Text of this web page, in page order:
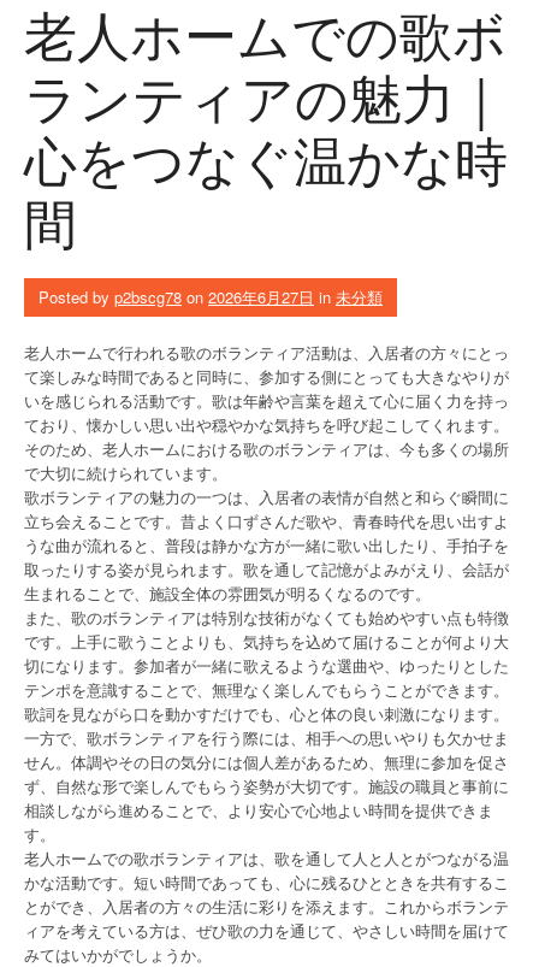
老人ホームでの歌ボ
ランティアの魅力｜
心をつなぐ温かな時
間
Posted by p2bscg78 on 2026年6月27日 in 未分類
老人ホームで行われる歌のボランティア活動は、入居者の方々にとっ
て楽しみな時間であると同時に、参加する側にとっても大きなやりが
いを感じられる活動です。歌は年齢や言葉を超えて心に届く力を持っ
ており、懐かしい思い出や穏やかな気持ちを呼び起こしてくれます。
そのため、老人ホームにおける歌のボランティアは、今も多くの場所
で大切に続けられています。
歌ボランティアの魅力の一つは、入居者の表情が自然と和らぐ瞬間に
立ち会えることです。昔よく口ずさんだ歌や、青春時代を思い出すよ
うな曲が流れると、普段は静かな方が一緒に歌い出したり、手拍子を
取ったりする姿が見られます。歌を通して記憶がよみがえり、会話が
生まれることで、施設全体の雰囲気が明るくなるのです。
また、歌のボランティアは特別な技術がなくても始めやすい点も特徴
です。上手に歌うことよりも、気持ちを込めて届けることが何より大
切になります。参加者が一緒に歌えるような選曲や、ゆったりとした
テンポを意識することで、無理なく楽しんでもらうことができます。
歌詞を見ながら口を動かすだけでも、心と体の良い刺激になります。
一方で、歌ボランティアを行う際には、相手への思いやりも欠かせま
せん。体調やその日の気分には個人差があるため、無理に参加を促さ
ず、自然な形で楽しんでもらう姿勢が大切です。施設の職員と事前に
相談しながら進めることで、より安心で心地よい時間を提供できま
す。
老人ホームでの歌ボランティアは、歌を通して人と人とがつながる温
かな活動です。短い時間であっても、心に残るひとときを共有するこ
とができ、入居者の方々の生活に彩りを添えます。これからボランテ
ィアを考えている方は、ぜひ歌の力を通じて、やさしい時間を届けて
みてはいかがでしょうか。